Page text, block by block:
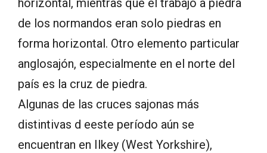
horizontal, mientras que el trabajo a piedra
de los normandos eran solo piedras en
forma horizontal. Otro elemento particular
anglosajón, especialmente en el norte del
país es la cruz de piedra.
Algunas de las cruces sajonas más
distintivas d eeste período aún se
encuentran en Ilkey (West Yorkshire),